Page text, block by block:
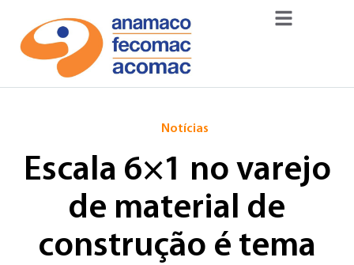
Notícias
Escala 6×1 no varejo
de material de
construção é tema